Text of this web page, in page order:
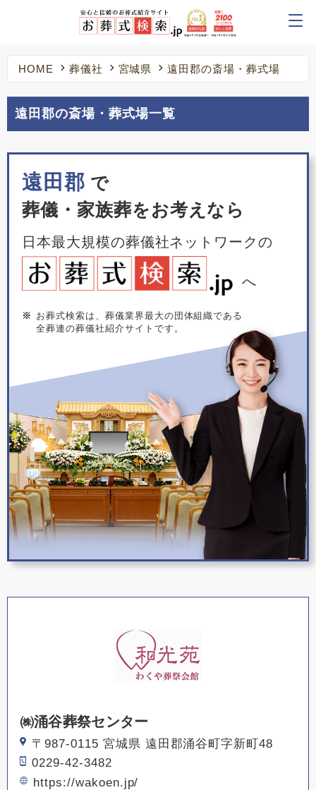
HOME 葬儀社 宮城県 遠田郡の斎場・葬式場
遠田郡の斎場・葬式場一覧
遠田郡 で
葬儀・家族葬をお考えなら
日本最大規模の葬儀社ネットワークの
へ
※
お葬式検索は、葬儀業界最大の団体組織である
全葬連の葬儀社紹介サイトです。
㈱涌谷葬祭センター
〒987-0115 宮城県 遠田郡涌谷町字新町48
0229-42-3482
https://wakoen.jp/